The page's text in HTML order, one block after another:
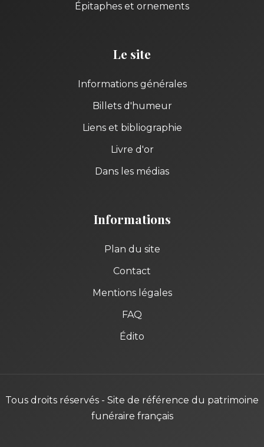
Épitaphes et ornements
Le site
Informations générales
Billets d'humeur
Liens et bibliographie
Livre d'or
Dans les médias
Informations
Plan du site
Contact
Mentions légales
FAQ
Édito
Tous droits réservés - Site de référence du patrimoine
funéraire français